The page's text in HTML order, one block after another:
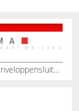
Vouwmachines, Frankeren, Postweegschaal, Enveloppensluiter, Briefopener